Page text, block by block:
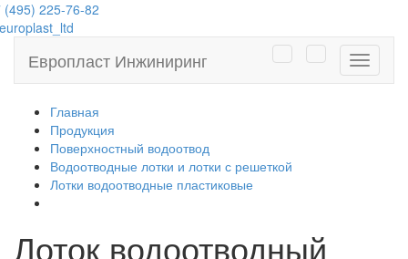
(495) 225-76-82
Европласт Инжиниринг
Главная
Продукция
Поверхностный водоотвод
Водоотводные лотки и лотки с решеткой
Лотки водоотводные пластиковые
Лоток водоотводный